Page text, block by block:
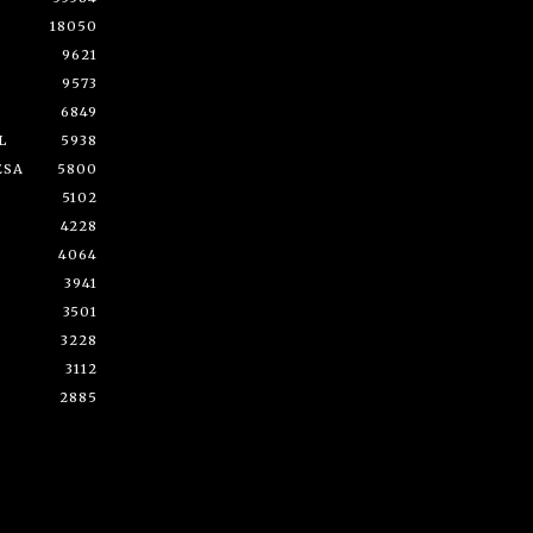
18050
9621
9573
6849
5938
5800
5102
4228
4064
3941
3501
3228
3112
2885